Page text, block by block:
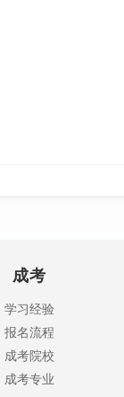
成考
学习经验
报名流程
成考院校
成考专业